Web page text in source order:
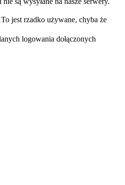
To jest rzadko używane, chyba że
logowania dołączonych